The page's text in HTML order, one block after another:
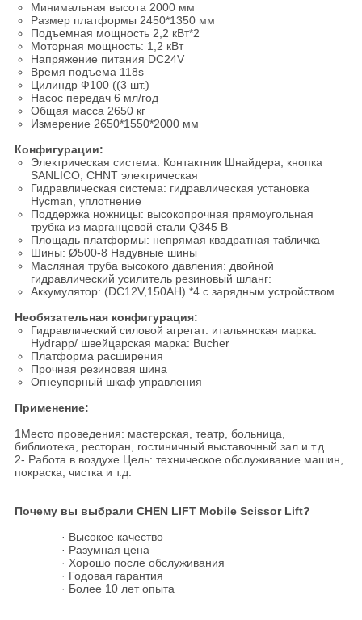
Минимальная высота 2000 мм
Размер платформы 2450*1350 мм
Подъемная мощность 2,2 кВт*2
Моторная мощность: 1,2 кВт
Напряжение питания DC24V
Время подъема 118s
Цилиндр Ф100 ((3 шт.)
Насос передач 6 мл/год
Общая масса 2650 кг
Измерение 2650*1550*2000 мм
Конфигурации:
Электрическая система: Контактник Шнайдера, кнопка
SANLICO, CHNT электрическая
Гидравлическая система: гидравлическая установка
Hycman, уплотнение
Поддержка ножницы: высокопрочная прямоугольная
трубка из марганцевой стали Q345 B
Площадь платформы: непрямая квадратная табличка
Шины: Ø500-8 Надувные шины
Масляная труба высокого давления: двойной
гидравлический усилитель резиновый шланг:
Аккумулятор: (DC12V,150AH) *4 с зарядным устройством
Необязательная конфигурация:
Гидравлический силовой агрегат: итальянская марка:
Hydrapp/ швейцарская марка: Bucher
Платформа расширения
Прочная резиновая шина
Огнеупорный шкаф управления
Применение:
1Место проведения: мастерская, театр, больница,
библиотека, ресторан, гостиничный выставочный зал и т.д.
2- Работа в воздухе Цель: техническое обслуживание машин,
покраска, чистка и т.д.
Почему вы выбрали CHEN LIFT Mobile Scissor Lift?
· Высокое качество
· Разумная цена
· Хорошо после обслуживания
· Годовая гарантия
· Более 10 лет опыта